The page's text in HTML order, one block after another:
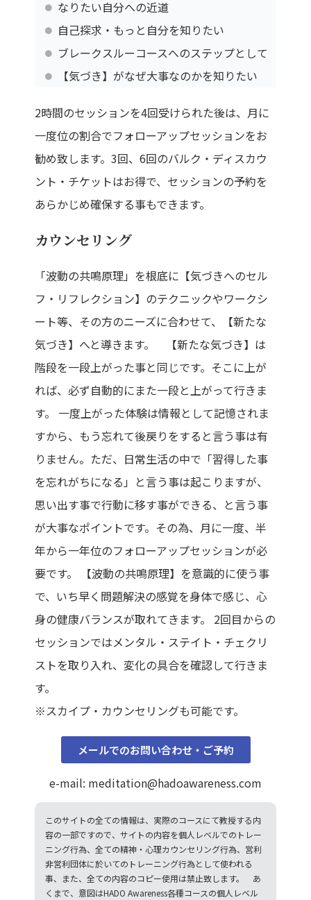
なりたい自分への近道
自己探求・もっと自分を知りたい
ブレークスルーコースへのステップとして
【気づき】がなぜ大事なのかを知りたい
2時間のセッションを4回受けられた後は、月に
一度位の割合でフォローアップセッションをお
勧め致します。3回、6回のバルク・ディスカウ
ント・チケットはお得で、セッションの予約を
あらかじめ確保する事もできます。
カウンセリング
「波動の共鳴原理」を根底に【気づきへのセル
フ・リフレクション】のテクニックやワークシ
ート等、その方のニーズに合わせて、【新たな
気づき】へと導きます。 【新たな気づき】は
階段を一段上がった事と同じです。そこに上が
れば、必ず自動的にまた一段と上がって行きま
す。 一度上がった体験は情報として記憶されま
すから、もう忘れて後戻りをすると言う事は有
りません。ただ、日常生活の中で「習得した事
を忘れがちになる」と言う事は起こりますが、
思い出す事で行動に移す事ができる、と言う事
が大事なポイントです。その為、月に一度、半
年から一年位のフォローアップセッションが必
要です。 【波動の共鳴原理】を意識的に使う事
で、いち早く問題解決の感覚を身体で感じ、心
身の健康バランスが取れてきます。 2回目からの
セッションではメンタル・ステイト・チェクリ
ストを取り入れ、変化の具合を確認して行きま
す。
※スカイプ・カウンセリングも可能です。
メールでのお問い合わせ・ご予約
e-mail: meditation@hadoawareness.com
このサイトの全ての情報は、実際のコースにて教授する内
容の一部ですので、サイトの内容を個人レベルでのトレー
ニング行為、全ての精神・心理カウンセリング行為、営利
非営利団体に於いてのトレーニング行為として使われる
事、また、全ての内容のコピー使用は禁止致します。 あ
くまで、意図はHADO Awareness各種コースの個人レベル